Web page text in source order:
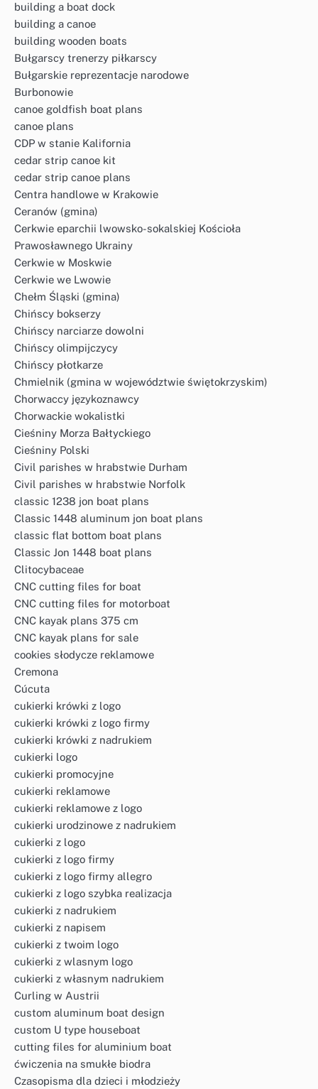
building a boat dock
building a canoe
building wooden boats
Bułgarscy trenerzy piłkarscy
Bułgarskie reprezentacje narodowe
Burbonowie
canoe goldfish boat plans
canoe plans
CDP w stanie Kalifornia
cedar strip canoe kit
cedar strip canoe plans
Centra handlowe w Krakowie
Ceranów (gmina)
Cerkwie eparchii lwowsko-sokalskiej Kościoła
Prawosławnego Ukrainy
Cerkwie w Moskwie
Cerkwie we Lwowie
Chełm Śląski (gmina)
Chińscy bokserzy
Chińscy narciarze dowolni
Chińscy olimpijczycy
Chińscy płotkarze
Chmielnik (gmina w województwie świętokrzyskim)
Chorwaccy językoznawcy
Chorwackie wokalistki
Cieśniny Morza Bałtyckiego
Cieśniny Polski
Civil parishes w hrabstwie Durham
Civil parishes w hrabstwie Norfolk
classic 1238 jon boat plans
Classic 1448 aluminum jon boat plans
classic flat bottom boat plans
Classic Jon 1448 boat plans
Clitocybaceae
CNC cutting files for boat
CNC cutting files for motorboat
CNC kayak plans 375 cm
CNC kayak plans for sale
cookies słodycze reklamowe
Cremona
Cúcuta
cukierki krówki z logo
cukierki krówki z logo firmy
cukierki krówki z nadrukiem
cukierki logo
cukierki promocyjne
cukierki reklamowe
cukierki reklamowe z logo
cukierki urodzinowe z nadrukiem
cukierki z logo
cukierki z logo firmy
cukierki z logo firmy allegro
cukierki z logo szybka realizacja
cukierki z nadrukiem
cukierki z napisem
cukierki z twoim logo
cukierki z wlasnym logo
cukierki z własnym nadrukiem
Curling w Austrii
custom aluminum boat design
custom U type houseboat
cutting files for aluminium boat
ćwiczenia na smukłe biodra
Czasopisma dla dzieci i młodzieży